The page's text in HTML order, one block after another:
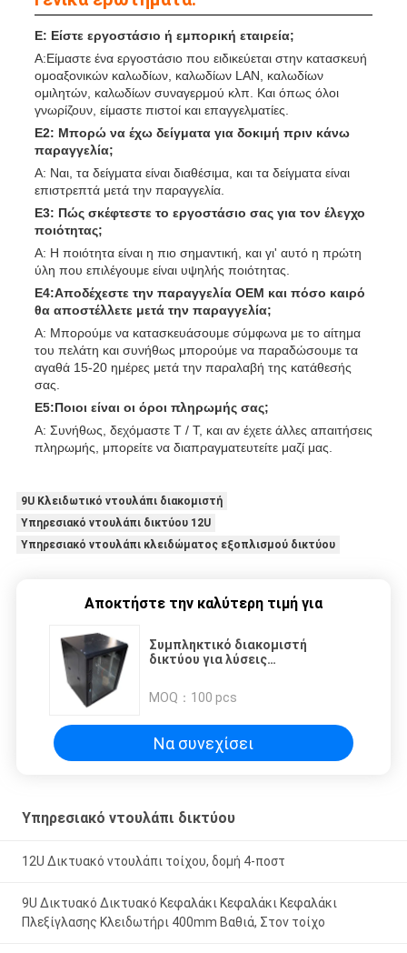
Ε: Είστε εργοστάσιο ή εμπορική εταιρεία;
Α:Είμαστε ένα εργοστάσιο που ειδικεύεται στην κατασκευή
ομοαξονικών καλωδίων, καλωδίων LAN, καλωδίων
ομιλητών, καλωδίων συναγερμού κλπ. Και όπως όλοι
γνωρίζουν, είμαστε πιστοί και επαγγελματίες.
Ε2: Μπορώ να έχω δείγματα για δοκιμή πριν κάνω
παραγγελία;
Α: Ναι, τα δείγματα είναι διαθέσιμα, και τα δείγματα είναι
επιστρεπτά μετά την παραγγελία.
Ε3: Πώς σκέφτεστε το εργοστάσιο σας για τον έλεγχο
ποιότητας;
Α: Η ποιότητα είναι η πιο σημαντική, και γι' αυτό η πρώτη
ύλη που επιλέγουμε είναι υψηλής ποιότητας.
Ε4:Αποδέχεστε την παραγγελία OEM και πόσο καιρό
θα αποστέλλετε μετά την παραγγελία;
Α: Μπορούμε να κατασκευάσουμε σύμφωνα με το αίτημα
του πελάτη και συνήθως μπορούμε να παραδώσουμε τα
αγαθά 15-20 ημέρες μετά την παραλαβή της κατάθεσής
σας.
Ε5:Ποιοι είναι οι όροι πληρωμής σας;
A: Συνήθως, δεχόμαστε T / T, και αν έχετε άλλες απαιτήσεις
πληρωμής, μπορείτε να διαπραγματευτείτε μαζί μας.
9U Κλειδωτικό ντουλάπι διακομιστή
Υπηρεσιακό ντουλάπι δικτύου 12U
Υπηρεσιακό ντουλάπι κλειδώματος εξοπλισμού δικτύου
Αποκτήστε την καλύτερη τιμή για
Συμπληκτικό διακομιστή
δικτύου για λύσεις
MOQ： 100 pcs
Να συνεχίσει
Υπηρεσιακό ντουλάπι δικτύου
12U Δικτυακό ντουλάπι τοίχου, δομή 4-ποστ
9U Δικτυακό Δικτυακό Κεφαλάκι Κεφαλάκι Κεφαλάκι
Πλεξίγλασης Κλειδωτήρι 400mm Βαθιά, Στον τοίχο